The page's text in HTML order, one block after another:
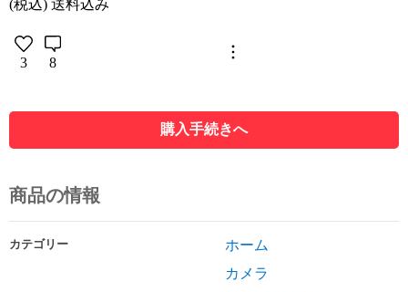
(税込) 送料込み
3 8
購入手続きへ
商品の情報
カテゴリー
ホーム
カメラ